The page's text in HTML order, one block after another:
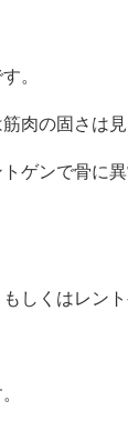
。
肉の固さは
ゲンで骨に
しくはレン